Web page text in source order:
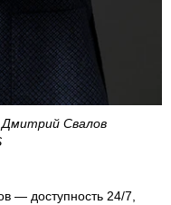
Дмитрий Свалов
— доступность 24/7,